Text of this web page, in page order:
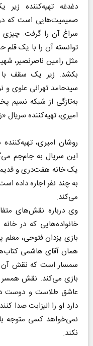
دغدغه تهیه‌کننده
صمیمیت‌هایی است که
سراغ آن را گرفت. چیزی
توانسته آن را با یک قلم
مثل رامین ناصرنصیر،
بکشد. زیر یک سقف با
سیدحامد تهرانی علوی
به‌تازگی از شبکه نسیم
امیری، تهیه‌کننده
روشان امیری،
این سریال به جام‌جم
یک خانه هفت‌دری و
به چند نفر اجاره داده
می‌کند.
وی درباره نقش‌های
خانواده‌هایی که در
بازی یزدان فتوحی، معلم
همان آقای هاشمی
سمسار است که نقش آن
بازی می‌کند. نقش همسر
عاشق طلاست و دوست
دارد او را الیزابت صدا
نمی‌خواهد کسی متوجه
نکند.